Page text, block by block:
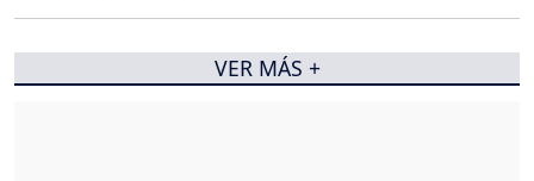
VER MÁS +